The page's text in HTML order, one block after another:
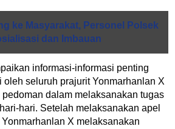
ke Masyarakat, Personel Polsek
dan Imbauan
informasi-informasi penting
oleh seluruh prajurit Yonmarhanlan X
dalam melaksanakan tugas
hari. Setelah melaksanakan apel
X melaksanakan